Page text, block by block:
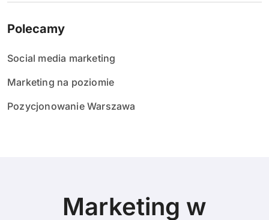
Polecamy
Social media marketing
Marketing na poziomie
Pozycjonowanie Warszawa
Marketing w